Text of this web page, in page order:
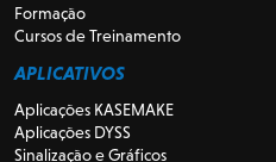
Formação
Cursos de Treinamento
APLICATIVOS
Aplicações KASEMAKE
Aplicações DYSS
Sinalização e Gráficos